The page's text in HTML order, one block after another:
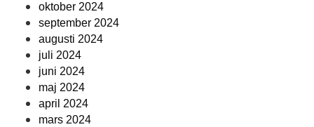
oktober 2024
september 2024
augusti 2024
juli 2024
juni 2024
maj 2024
april 2024
mars 2024